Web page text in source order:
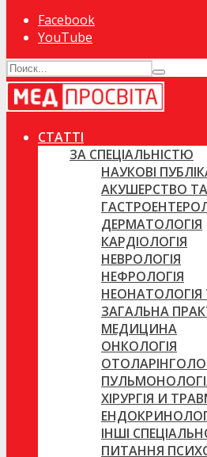
Facebook
YouTube
СТАТТІ
ЗА СПЕЦІАЛЬНІСТЮ
НАУКОВІ
АКУШЕРСТВО ТА
ДЕРМАТОЛОГІЯ
КАРДІОЛОГІЯ
НЕВРОЛОГІЯ
НЕФРОЛОГІЯ
НЕОНАТОЛОГІЯ
ЗАГАЛЬНА
МЕДИЦИНА
ОНКОЛОГІЯ
ХІРУРГІЯ И
ІНШІ
ПИТАННЯ